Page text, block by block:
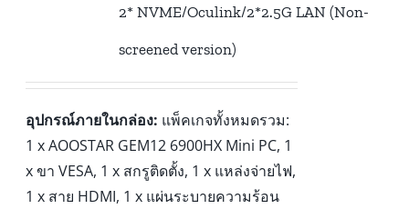
2* NVME/Oculink/2*2.5G LAN (Non-
screened version)
อุปกรณ์ภายในกล่อง: แพ็คเกจทั้งหมดรวม:
1 x AOOSTAR GEM12 6900HX Mini PC, 1
x ขา VESA, 1 x สกรูติดตั้ง, 1 x แหล่งจ่ายไฟ,
1 x สาย HDMI, 1 x แผ่นระบายความร้อน